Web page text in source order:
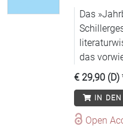
Das
das
den
€ 29,90 (D)
IN
Open